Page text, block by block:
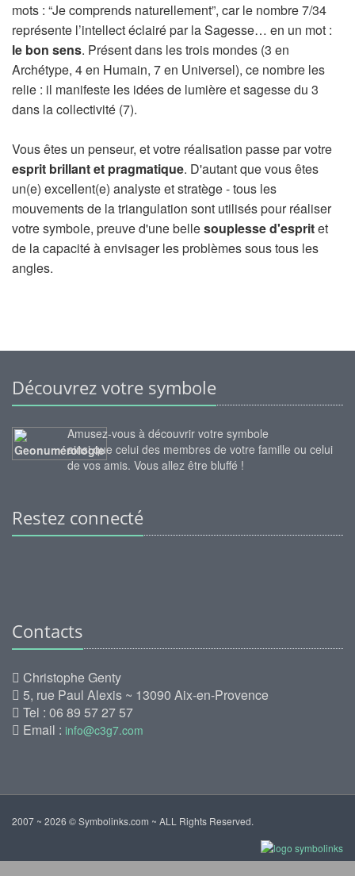
mots : “Je comprends naturellement”, car le nombre 7/34
représente l’intellect éclairé par la Sagesse… en un mot :
le bon sens. Présent dans les trois mondes (3 en
Archétype, 4 en Humain, 7 en Universel), ce nombre les
relie : il manifeste les idées de lumière et sagesse du 3
dans la collectivité (7).
Vous êtes un penseur, et votre réalisation passe par votre
esprit brillant et pragmatique. D'autant que vous êtes
un(e) excellent(e) analyste et stratège - tous les
mouvements de la triangulation sont utilisés pour réaliser
votre symbole, preuve d'une bellesouplesse d'espritet
de la capacité à envisager les problèmes sous tous les
angles.
Découvrez votre symbole
Amusez-vous à découvrir votre symbole
ainsi que celui des membres de votre famille ou celui
de vos amis. Vous allez être bluffé !
Restez connecté
Contacts
Christophe Genty
5, rue Paul Alexis ~ 13090 Aix-en-Provence
Tel : 06 89 57 27 57
Email : info@c3g7.com
2007 ~ 2026 © Symbolinks.com ~ ALL Rights Reserved.